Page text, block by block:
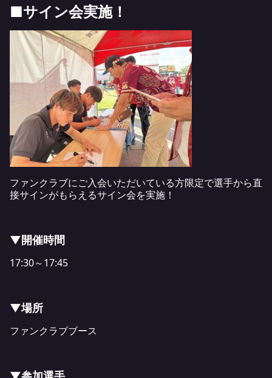
■サイン会実施！
ファンクラブにご入会いただいている方限定で選手から直
接サインがもらえるサイン会を実施！
▼開催時間
17:30～17:45
▼場所
ファンクラブブース